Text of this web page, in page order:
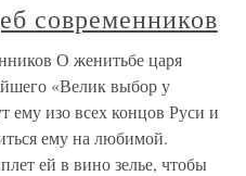
современников
О женитьбе царя
«Велик выбор у
ему изо всех концов Руси и
ему на любимой.
ей в вино зелье, чтобы